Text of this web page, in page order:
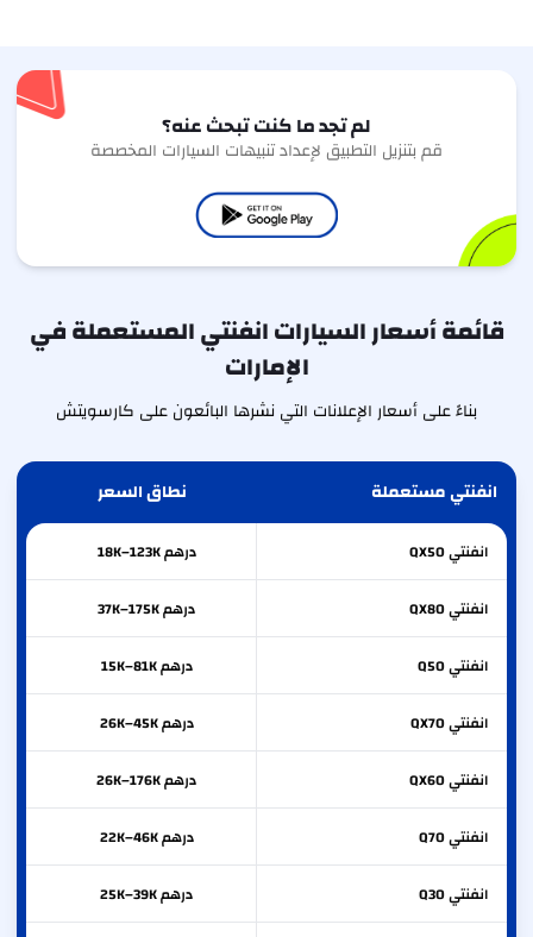
لم تجد ما كنت تبحث عنه؟
قم بتنزيل التطبيق لإعداد تنبيهات السيارات المخصصة
قائمة أسعار السيارات انفنتي المستعملة في
الإمارات
بناءً على أسعار الإعلانات التي نشرها البائعون على كارسويتش
انفنتي مستعملة نطاق السعر
انفنتيQX50 درهم 18K–123K
انفنتيQX80 درهم 37K–175K
انفنتيQ50 درهم 15K–81K
انفنتيQX70 درهم 26K–45K
انفنتيQX60 درهم 26K–176K
انفنتيQ70 درهم 22K–46K
انفنتيQ30 درهم 25K–39K